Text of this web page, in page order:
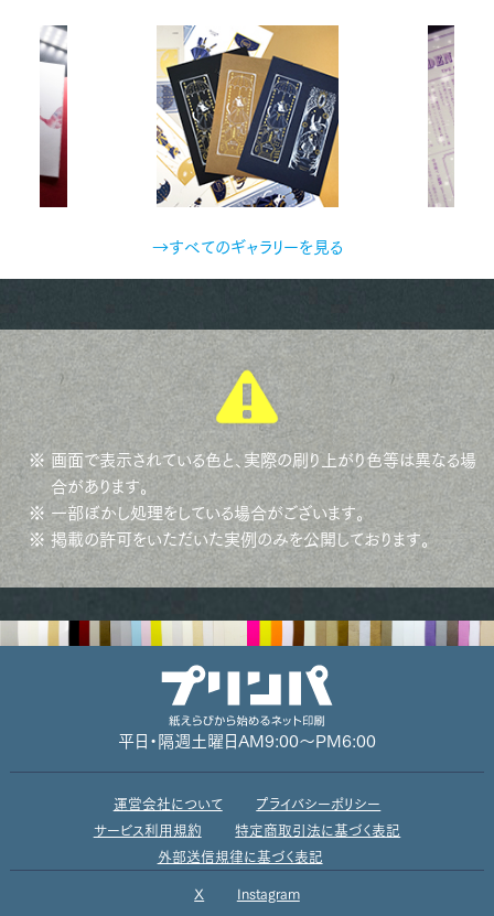
→すべてのギャラリーを見る
※ 画面で表示されている色と、実際の刷り上がり色等は異なる場
合があります。
※ 一部ぼかし処理をしている場合がございます。
※ 掲載の許可をいただいた実例のみを公開しております。
平日・隔週土曜日 AM9:00～PM6:00
運営会社について
プライバシーポリシー
サービス利用規約
特定商取引法に基づく表記
外部送信規律に基づく表記
X Instagram